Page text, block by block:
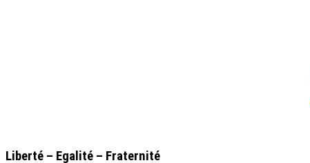
Liberté – Egalité – Fraternité